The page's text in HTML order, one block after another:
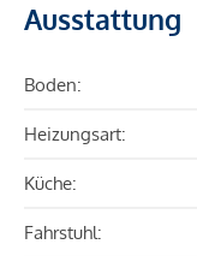
Ausstattung
Boden:
Heizungsart:
Küche:
Fahrstuhl: